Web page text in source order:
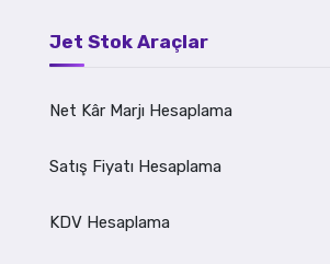
Jet Stok Araçlar
Net Kâr Marjı Hesaplama
Satış Fiyatı Hesaplama
KDV Hesaplama